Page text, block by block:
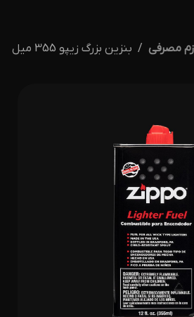
مصرفی بنزین بزرگ زیپو 355 میل